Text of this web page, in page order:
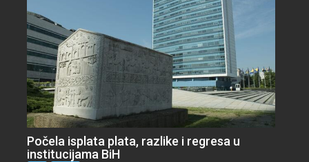
Počela isplata plata, razlike i regresa u
institucijama BiH